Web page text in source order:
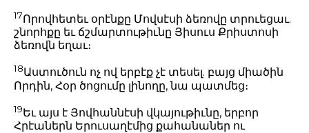
17Որովհետեւ օրէնքը Մովսէսի ձեռովը տրուեցաւ.
շնորհքը եւ ճշմարտութիւնը Յիսուս Քրիստոսի
ձեռովն եղաւ։
18Աստուծուն ոչ ով երբէք չէ տեսել. բայց միածին
Որդին, Հօր ծոցումը լինողը, նա պատմեց։
19Եւ այս է Յովհաննէսի վկայութիւնը, երբոր
Հրէաներն Երուսաղէմից քահանաներ ու